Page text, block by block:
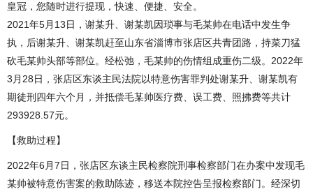
皇冠，您随时进行提现，快速、便捷、安全。
2021年5月13日，谢某升、谢某凯因琐事与毛某帅在电话中发生争
执，后谢某升、谢某凯赶至山东省淄博市张店区共青团路，持菜刀猛
砍毛某帅头部等部位。经松弛，毛某帅的伤情组成重伤二级。2022年
3月28日，张店区东谈主民法院以特意伤害罪判处谢某升、谢某凯有
期徒刑四年六个月，并抵偿毛某帅医疗费、误工费、照拂费等共计
293928.57元。
【救助过程】
2022年6月7日，张店区东谈主民检察院刑事检察部门在办案中发现毛
某帅被特意伤害案的救助陈迹，移送本院控告呈报检察部门。经深切